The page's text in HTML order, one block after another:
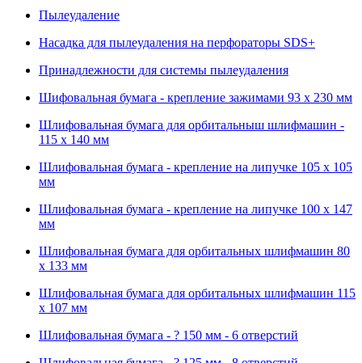
Пылеудаление
Насадка для пылеудаления на перфораторы SDS+
Принадлежности для системы пылеудаления
Шифовальная бумага - крепление зажимами 93 х 230 мм
Шлифовальная бумага для орбитальныш шлифмашин -
115 х 140 мм
Шлифовальная бумага - крепление на липучке 105 х 105
мм
Шлифовальная бумага - крепление на липучке 100 х 147
мм
Шлифовальная бумага для орбитальных шлифмашин 80
х 133 мм
Шлифовальная бумага для орбитальных шлифмашин 115
х 107 мм
Шлифовальная бумага - ? 150 мм - 6 отверстий